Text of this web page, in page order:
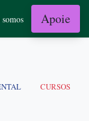
Apoie
CURSOS